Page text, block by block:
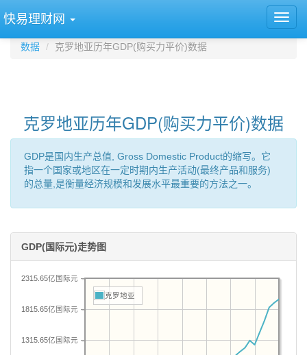
快易理财网
数据 克罗地亚历年GDP(购买力平价)数据
克罗地亚历年GDP(购买力平价)数据
GDP是国内生产总值, Gross Domestic Product的缩写。它
指一个国家或地区在一定时期内生产活动(最终产品和服务)
的总量,是衡量经济规模和发展水平最重要的方法之一。
GDP(国际元)走势图
1315.65亿国际元
1815.65亿国际元
2315.65亿国际元
克罗地亚